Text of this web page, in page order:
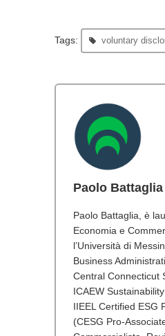
Tags: voluntary
Paolo Battaglia
Paolo Battaglia, è
Economia e
l’Università di
Business
Central Connecticut
ICAEW
IIEEL Certified ESG
(CESG Pro-